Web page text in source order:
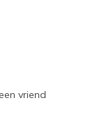
vriend